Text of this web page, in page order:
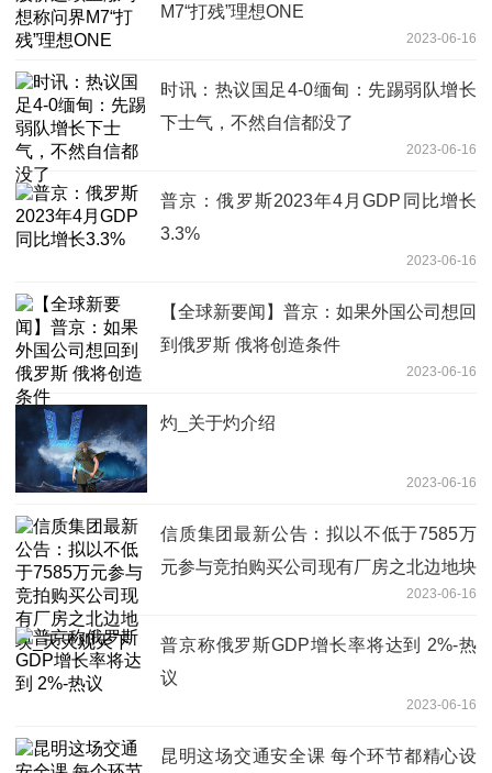
M7“打残”理想ONE
2023-06-16
时讯：热议国足4-0缅甸：先踢弱队增长
下士气，不然自信都没了
2023-06-16
普京：俄罗斯2023年4月GDP同比增长
3.3%
2023-06-16
【全球新要闻】普京：如果外国公司想回
到俄罗斯 俄将创造条件
2023-06-16
灼_关于灼介绍
2023-06-16
信质集团最新公告：拟以不低于7585万
元参与竞拍购买公司现有厂房之北边地块
2023-06-16
普京称俄罗斯GDP增长率将达到 2%-热
议
2023-06-16
昆明这场交通安全课 每个环节都精心设